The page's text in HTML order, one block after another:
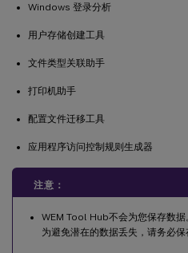
Windows 登录分析
用户存储创建工具
文件类型关联助手
打印机助手
配置文件迁移工具
应用程序访问控制规则生成器
注意：
WEM Tool Hub不会为您保存数据
为避免潜在的数据丢失，请务必保